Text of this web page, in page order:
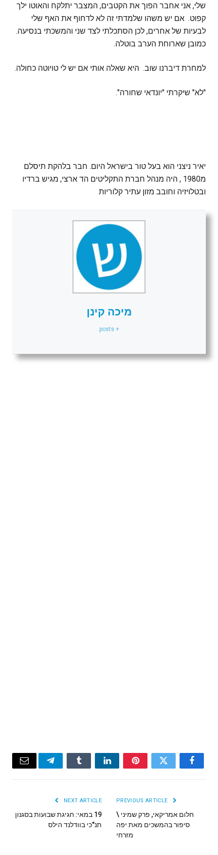
שלי, אני אחבר הפוך את הקטבים, המצבר יתלקח והאוטו ילך
קפוט. אם יש משהו שלמדתי זה לא לדחוף את האף שלי
לבעיות של אחרים, לכן הסתכלתי לצד שני והמשכתי בנסיעה.
כמובן שארוחת הערב בוטלה.
למחרת דיברנו שוב. היא שאלה אותי אם יש לי טויוטה כחולה.
"לא" שיקרתי "יונדאי שחורה".
יאיר ניצני הוא בעל טור בישראל היום. חבר בלהקת תיסלם
מ1980 , היה מנהל חברת התקליטים הד ארצי, מגיש ברדיו
ובטלויזיה וחובב מזון עתיר קלוריות
מיכה קינן
+ posts
Facebook
Twitter
Pinterest
LinkedIn
Tumblr
Telegram
Email
חלום אמריקאי, פרק שמיני \
סיפור בהמשכים מאת יפה
מזרחי
NEXT ARTICLE
19 במאי: חגיגת שבועות בסגנון
תנ"כי בוודלנד הילס